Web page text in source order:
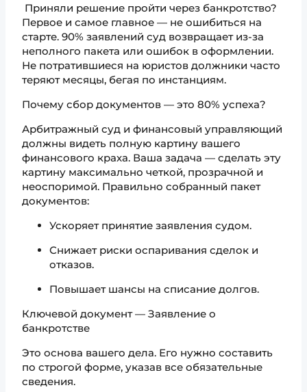
Приняли решение пройти через банкротство?
Первое и самое главное — не ошибиться на
старте. 90% заявлений суд возвращает из-за
неполного пакета или ошибок в оформлении.
Не потратившиеся на юристов должники часто
теряют месяцы, бегая по инстанциям.
Почему сбор документов — это 80% успеха?
Арбитражный суд и финансовый управляющий
должны видеть полную картину вашего
финансового краха. Ваша задача — сделать эту
картину максимально четкой, прозрачной и
неоспоримой. Правильно собранный пакет
документов:
Ускоряет принятие заявления судом.
Снижает риски оспаривания сделок и
отказов.
Повышает шансы на списание долгов.
Ключевой документ — Заявление о
банкротстве
Это основа вашего дела. Его нужно составить
по строгой форме, указав все обязательные
сведения.